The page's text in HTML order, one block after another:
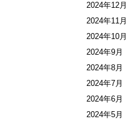
2024年12月
2024年11月
2024年10月
2024年9月
2024年8月
2024年7月
2024年6月
2024年5月